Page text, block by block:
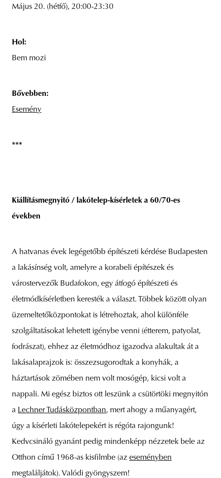
Május 20. (hétfő), 20:00-23:30
Hol:
Bem mozi
Bővebben:
Esemény
***
Kiállításmegnyitó / lakótelep-kísérletek a 60/70-es
években
A hatvanas évek legégetőbb építészeti kérdése Budapesten
a lakásínség volt, amelyre a korabeli építészek és
várostervezők Budafokon, egy átfogó építészeti és
életmódkísérletben keresték a választ. Többek között olyan
üzemeltetőközpontokat is létrehoztak, ahol különféle
szolgáltatásokat lehetett igénybe venni (étterem, patyolat,
fodrászat), ehhez az életmódhoz igazodva alakultak át a
lakásalaprajzok is: összezsugorodtak a konyhák, a
háztartások zömében nem volt mosógép, kicsi volt a
nappali. Mi egész biztos ott leszünk a csütörtöki megnyitón
a Lechner Tudásközpontban, mert ahogy a műanyagért,
úgy a kísérleti lakótelepekért is régóta rajongunk!
Kedvcsináló gyanánt pedig mindenképp nézzetek bele az
Otthon című 1968-as kisfilmbe (az eseményben
megtaláljátok). Valódi gyöngyszem!